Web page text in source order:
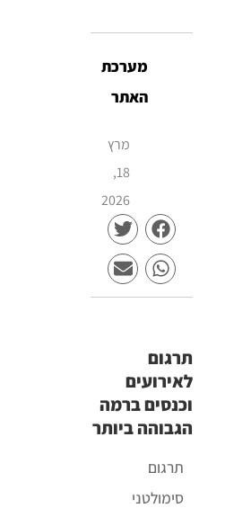
מערכת
האתר
מרץ
18,
2026
תרגום
לאירועים
וכנסים ברמה
הגבוהה ביותר
תרגום
סימולטני